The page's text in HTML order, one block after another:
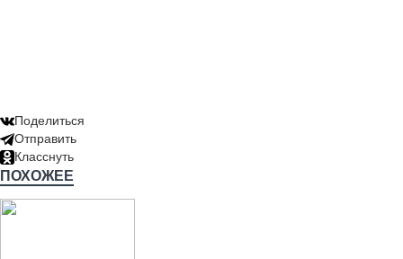
Поделиться
Отправить
Класснуть
ПОХОЖЕЕ